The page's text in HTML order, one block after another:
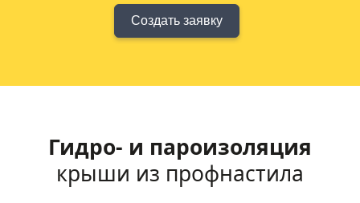
Создать заявку
Гидро- и пароизоляция
крыши из профнастила